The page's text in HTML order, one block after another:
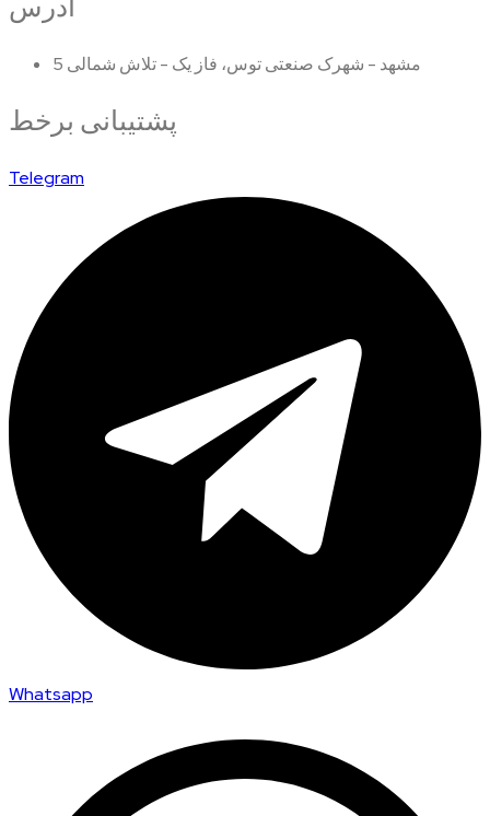
آدرس
مشهد - شهرک صنعتی توس، فاز یک - تلاش شمالی 5
پشتیبانی برخط
Telegram
Whatsapp